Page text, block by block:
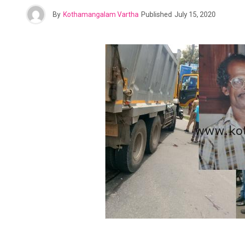
By Kothamangalam Vartha Published July 15, 2020